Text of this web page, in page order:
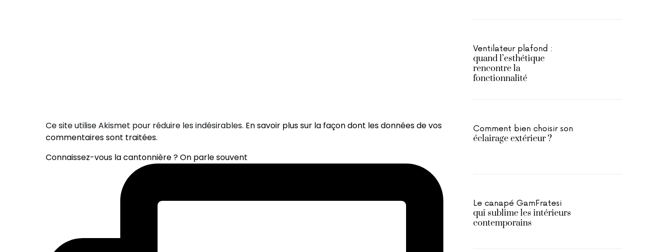
Ce site utilise Akismet pour réduire les indésirables. En savoir plus sur la façon dont les données de vos
commentaires sont traitées.
Connaissez-vous la cantonnière ? On parle souvent
Ventilateur plafond :
quand l’esthétique
rencontre la
fonctionnalité
Comment bien choisir son
éclairage extérieur ?
Le canapé GamFratesi
qui sublime les intérieurs
contemporains